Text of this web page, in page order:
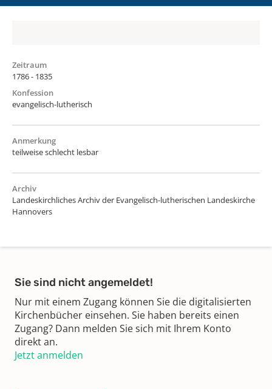
Zeitraum
1786 - 1835
Konfession
evangelisch-lutherisch
Anmerkung
teilweise schlecht lesbar
Archiv
Landeskirchliches Archiv der Evangelisch-lutherischen Landeskirche
Hannovers
Sie sind nicht angemeldet!
Nur mit einem Zugang können Sie die digitalisierten
Kirchenbücher einsehen. Sie haben bereits einen
Zugang? Dann melden Sie sich mit Ihrem Konto
direkt an.
Jetzt anmelden